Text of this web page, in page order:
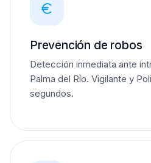
Prevención de robos
Detección inmediata ante
Palma del Río. Vigilante y
segundos.